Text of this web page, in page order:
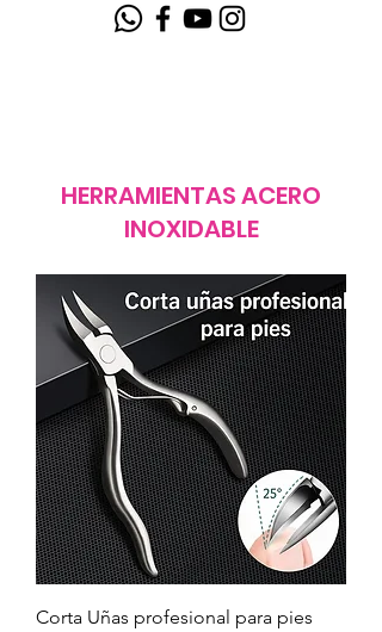
HERRAMIENTAS ACERO
INOXIDABLE
Corta Uñas profesional para pies